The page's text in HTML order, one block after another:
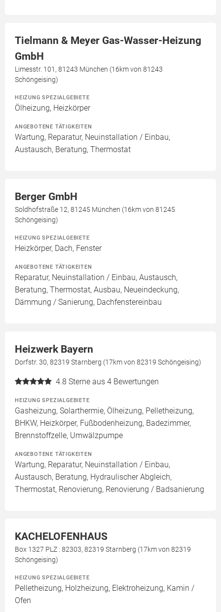
Tielmann & Meyer Gas-Wasser-Heizung
GmbH
Limesstr. 101, 81243 München (16km von 81243
Schöngeising)
HEIZUNG SPEZIALGEBIETE
Ölheizung, Heizkörper
ANGEBOTENE TÄTIGKEITEN
Wartung, Reparatur, Neuinstallation / Einbau,
Austausch, Beratung, Thermostat
Berger GmbH
Soldhofstraße 12, 81245 München (16km von 81245
Schöngeising)
HEIZUNG SPEZIALGEBIETE
Heizkörper, Dach, Fenster
ANGEBOTENE TÄTIGKEITEN
Reparatur, Neuinstallation / Einbau, Austausch,
Beratung, Thermostat, Ausbau, Neueindeckung,
Dämmung / Sanierung, Dachfenstereinbau
Heizwerk Bayern
Dorfstr. 30, 82319 Starnberg (17km von 82319 Schöngeising)
4.8 Sterne aus 4 Bewertungen
HEIZUNG SPEZIALGEBIETE
Gasheizung, Solarthermie, Ölheizung, Pelletheizung,
BHKW, Heizkörper, Fußbodenheizung, Badezimmer,
Brennstoffzelle, Umwälzpumpe
ANGEBOTENE TÄTIGKEITEN
Wartung, Reparatur, Neuinstallation / Einbau,
Austausch, Beratung, Hydraulischer Abgleich,
Thermostat, Renovierung, Renovierung / Badsanierung
KACHELOFENHAUS
Box 1327 PLZ : 82303, 82319 Starnberg (17km von 82319
Schöngeising)
HEIZUNG SPEZIALGEBIETE
Pelletheizung, Holzheizung, Elektroheizung, Kamin /
Ofen